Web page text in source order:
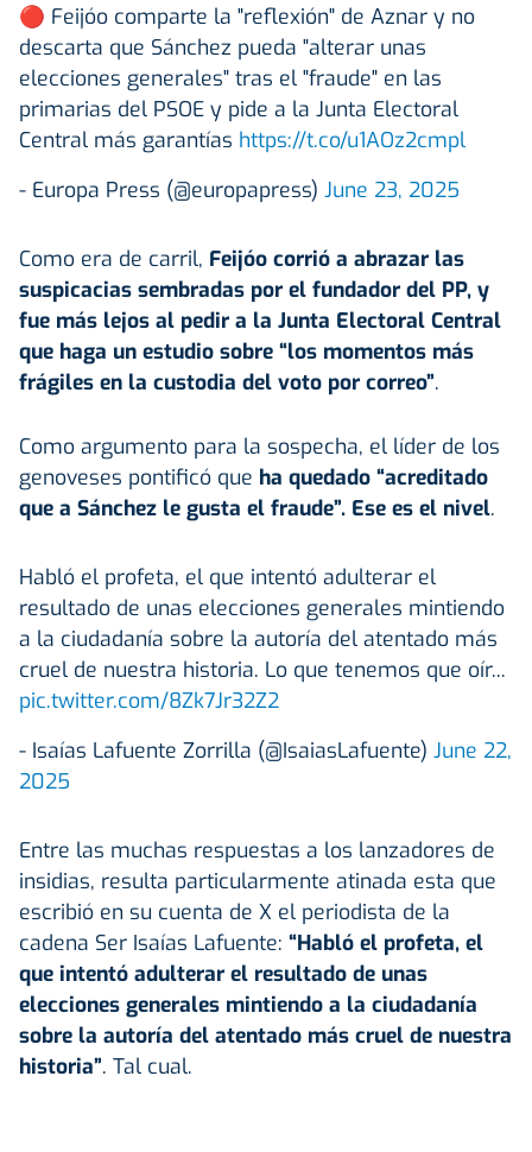
🔴 Feijóo comparte la "reflexión" de Aznar y no
descarta que Sánchez pueda "alterar unas
elecciones generales" tras el "fraude" en las
primarias del PSOE y pide a la Junta Electoral
Central más garantías https://t.co/u1AOz2cmpl
- Europa Press (@europapress) June 23, 2025
Como era de carril, Feijóo corrió a abrazar las
suspicacias sembradas por el fundador del PP, y
fue más lejos al pedir a la Junta Electoral Central
que haga un estudio sobre “los momentos más
frágiles en la custodia del voto por correo”.
Como argumento para la sospecha, el líder de los
genoveses pontificó que ha quedado “acreditado
que a Sánchez le gusta el fraude”. Ese es el nivel.
Habló el profeta, el que intentó adulterar el
resultado de unas elecciones generales mintiendo
a la ciudadanía sobre la autoría del atentado más
cruel de nuestra historia. Lo que tenemos que oír...
pic.twitter.com/8Zk7Jr32Z2
- Isaías Lafuente Zorrilla (@IsaiasLafuente) June 22,
2025
Entre las muchas respuestas a los lanzadores de
insidias, resulta particularmente atinada esta que
escribió en su cuenta de X el periodista de la
cadena Ser Isaías Lafuente: “Habló el profeta, el
que intentó adulterar el resultado de unas
elecciones generales mintiendo a la ciudadanía
sobre la autoría del atentado más cruel de nuestra
historia”. Tal cual.